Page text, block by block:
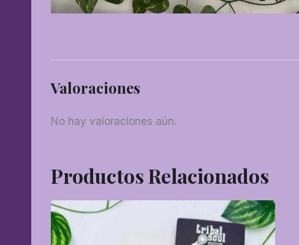
Valoraciones
No hay valoraciones aún.
Productos Relacionados